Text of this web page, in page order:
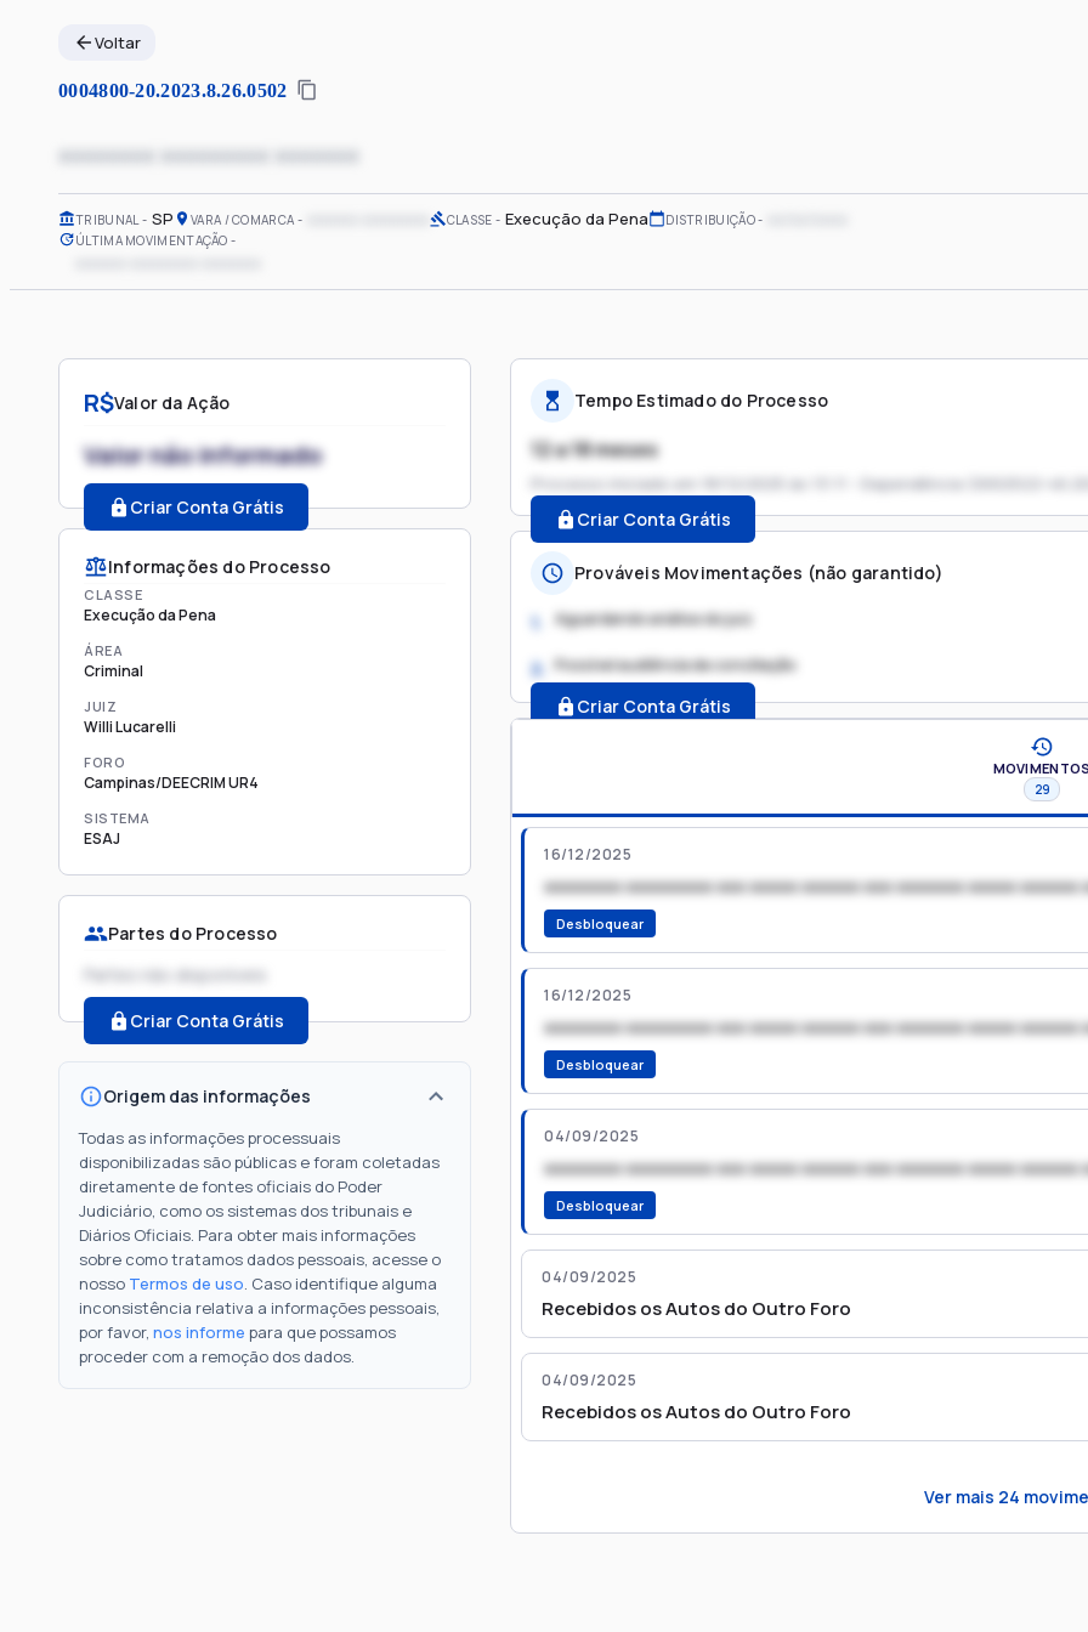
Voltar
0004800-20.2023.8.26.0502
xxxxxxxx xxxxxxxxx xxxxxxx
TRIBUNAL SP VARA / COMARCA CLASSE Execução da Pena DISTRIBUIÇÃO
ÚLTIMA MOVIMENTAÇÃO
R$Valor da Ação
Valor não informado
Criar Conta Grátis
Informações do Processo
CLASSE
Execução da Pena
ÁREA
Criminal
JUIZ
Willi Lucarelli
FORO
Campinas/DEECRIM UR4
SISTEMA
ESAJ
Partes do Processo
Partes não disponíveis
Criar Conta Grátis
Origem das informações
Todas as informações processuais
disponibilizadas são públicas e foram coletadas
diretamente de fontes oficiais do Poder
Judiciário, como os sistemas dos tribunais e
Diários Oficiais. Para obter mais informações
sobre como tratamos dados pessoais, acesse o
nosso Termos de uso. Caso identifique alguma
inconsistência relativa a informações pessoais,
por favor, nos informe para que possamos
proceder com a remoção dos dados.
Tempo Estimado do Processo
12 a 18 meses
Processo iniciado em 18/12/2025 às 13:11 - Dependência (0002522-
Criar Conta Grátis
Prováveis Movimentações (não garantido)
1. Aguardando análise do juiz
2. Possível audiência de conciliação
Criar Conta Grátis
MOVIMENTOS
29
16/12/2025
xxxxxxxx xxxxxxxxx xxx xxxxx xxxxxx xxx xxxxxxx xxxxx xxxxxx
Desbloquear
16/12/2025
xxxxxxxx xxxxxxxxx xxx xxxxx xxxxxx xxx xxxxxxx xxxxx xxxxxx
Desbloquear
04/09/2025
xxxxxxxx xxxxxxxxx xxx xxxxx xxxxxx xxx xxxxxxx xxxxx xxxxxx
Desbloquear
04/09/2025
Recebidos os Autos do Outro Foro
04/09/2025
Recebidos os Autos do Outro Foro
Ver mais 24